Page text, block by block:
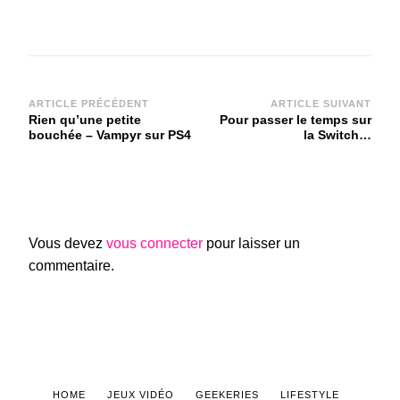
Navigation
d'article
ARTICLE PRÉCÉDENT
Rien qu’une petite
bouchée – Vampyr sur PS4
ARTICLE SUIVANT
Pour passer le temps sur
la Switch…
Vous devez vous connecter pour laisser un
commentaire.
HOME JEUX VIDÉO GEEKERIES LIFESTYLE